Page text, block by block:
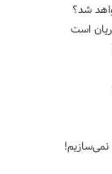
است
نمی‌سازیم!